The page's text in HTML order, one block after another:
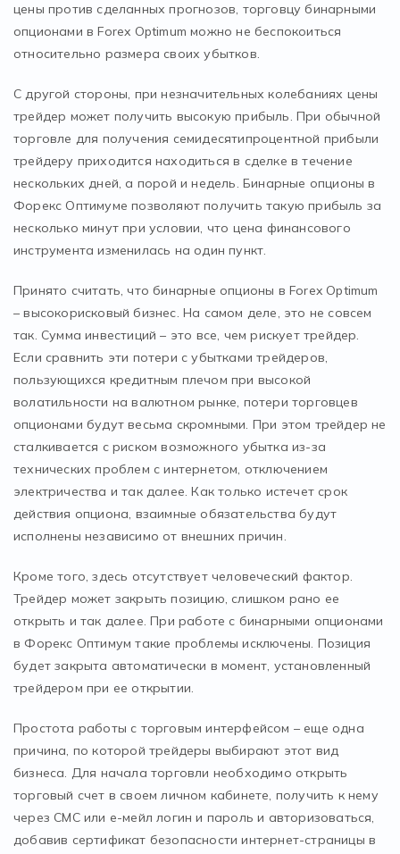
цены против сделанных прогнозов, торговцу бинарными
опционами в Forex Optimum можно не беспокоиться
относительно размера своих убытков.
С другой стороны, при незначительных колебаниях цены
трейдер может получить высокую прибыль. При обычной
торговле для получения семидесятипроцентной прибыли
трейдеру приходится находиться в сделке в течение
нескольких дней, а порой и недель. Бинарные опционы в
Форекс Оптимуме позволяют получить такую прибыль за
несколько минут при условии, что цена финансового
инструмента изменилась на один пункт.
Принято считать, что бинарные опционы в Forex Optimum
– высокорисковый бизнес. На самом деле, это не совсем
так. Сумма инвестиций – это все, чем рискует трейдер.
Если сравнить эти потери с убытками трейдеров,
пользующихся кредитным плечом при высокой
волатильности на валютном рынке, потери торговцев
опционами будут весьма скромными. При этом трейдер не
сталкивается с риском возможного убытка из-за
технических проблем с интернетом, отключением
электричества и так далее. Как только истечет срок
действия опциона, взаимные обязательства будут
исполнены независимо от внешних причин.
Кроме того, здесь отсутствует человеческий фактор.
Трейдер может закрыть позицию, слишком рано ее
открыть и так далее. При работе с бинарными опционами
в Форекс Оптимум такие проблемы исключены. Позиция
будет закрыта автоматически в момент, установленный
трейдером при ее открытии.
Простота работы с торговым интерфейсом – еще одна
причина, по которой трейдеры выбирают этот вид
бизнеса. Для начала торговли необходимо открыть
торговый счет в своем личном кабинете, получить к нему
через СМС или е-мейл логин и пароль и авторизоваться,
добавив сертификат безопасности интернет-страницы в